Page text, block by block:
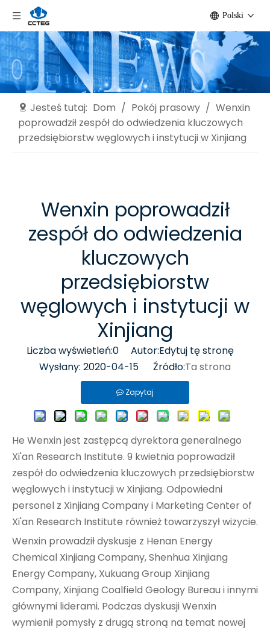
Polski
Jesteś tutaj: Dom / Pokój prasowy / Wenxin
poprowadził zespół do odwiedzenia kluczowych
przedsiębiorstw węglowych i instytucji w Xinjiang
Wenxin poprowadził
zespół do odwiedzenia
kluczowych
przedsiębiorstw
węglowych i instytucji w
Xinjiang
Liczba wyświetleń:0 Autor:Edytuj tę stronę
Wysłany: 2020-04-15 Źródło:Ta strona
Zapytaj
He Wenxin jest zastępcą dyrektora generalnego
Xi'an Research Institute. 9 kwietnia poprowadził
zespół do odwiedzenia kluczowych przedsiębiorstw
węglowych i instytucji w Xinjiang. Odpowiedni
personel z Xinjiang Company i Marketing Center of
Xi'an Research Institute również towarzyszył wizycie.
Wenxin prowadził dyskusje z Henan Energy
Chemical Xinjiang Company, Shenhua Xinjiang
Energy Company, Xukuang Group Xinjiang
Company, Xinjiang Coalfield Geology Bureau i innymi
głównymi liderami. Podczas dyskusji Wenxin
wymienił pomysły z drugą stroną na temat nowej